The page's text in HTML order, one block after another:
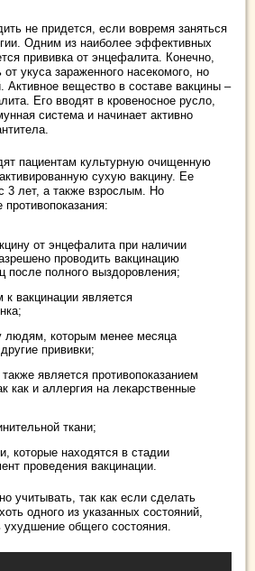
не придется, если вовремя заняться
Одним из наиболее эффективных
прививка от энцефалита. Конечно,
укуса зараженного насекомого, но
Активное вещество в составе вакцины –
Его вводят в кровеносное русло,
система и начинает активно
пациентам культурную очищенную
сухую вакцину. Ее
3 лет, а также взрослым. Но
от энцефалита при наличии
проводить вакцинацию
после полного выздоровления;
к вакцинации является
людям, которым менее месяца
прививки;
является противопоказанием
как и аллергия на лекарственные
ткани;
которые находятся в стадии
проведения вакцинации.
учитывать, так как если сделать
одного из указанных состояний,
общего состояния.